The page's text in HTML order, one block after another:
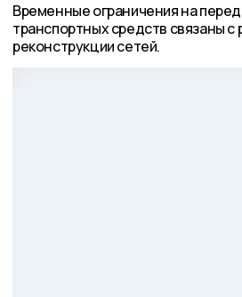
Временные ограничения на
транспортных средств связаны с
реконструкции сетей.